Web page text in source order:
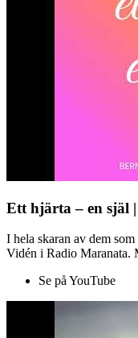
Ett hjärta – en själ
I hela skaran av dem
Vidén i Radio Maranata.
Se på YouTube